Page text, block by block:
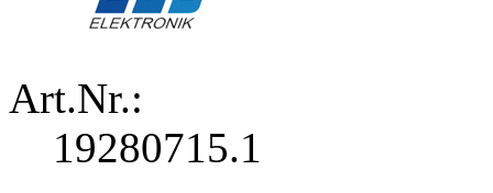
Art.Nr.:
19280715.1